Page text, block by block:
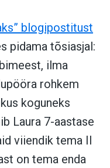
blogipostitust
pidama tõsiasjal:
ilma
rohkem
koguneks
Laura 7-aastase
viiendik tema II
on tema enda